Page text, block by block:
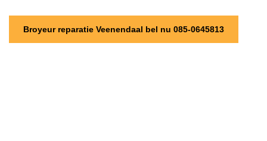
Broyeur reparatie Veenendaal bel nu 085-0645813